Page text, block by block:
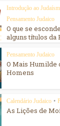
Introdução ao
Pensamento Judaico
O que se
alguns títulos da
Pensamento Judaico
O Mais Humilde
Homens
Calendário Judaico •
As Lições de